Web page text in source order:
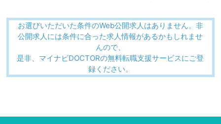
お選びいただいた条件のWeb公開求人はありません。非
公開求人には条件に合った求人情報があるかもしれませ
んので、
是非、マイナビDOCTORの無料転職支援サービスにご登
録ください。